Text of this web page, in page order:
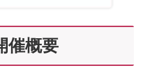
催概要